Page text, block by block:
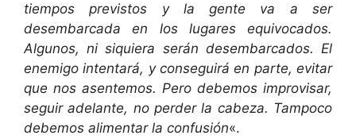
tiempos previstos y la gente va a ser
desembarcada en los lugares equivocados.
Algunos, ni siquiera serán desembarcados. El
enemigo intentará, y conseguirá en parte, evitar
que nos asentemos. Pero debemos improvisar,
seguir adelante, no perder la cabeza. Tampoco
debemos alimentar la confusión«.